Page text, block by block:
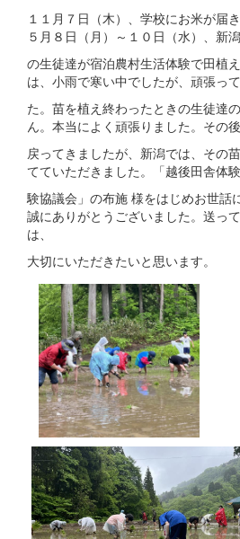
１１月７日（木）、学校にお米が届
５月８日（月）～１０日（水）、新
の生徒達が宿泊農村生活体験で田植
は、小雨で寒い中でしたが、頑張っ
た。苗を植え終わったときの生徒達
ん。本当によく頑張りました。その
戻ってきましたが、新潟では、その
てていただきました。「越後田舎体
験協議会」の布施 様をはじめお世話
誠にありがとうございました。送っ
は、
大切にいただきたいと思います。